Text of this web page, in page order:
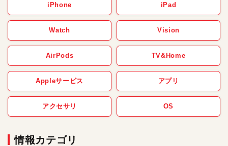
iPhone iPad
Watch Vision
AirPods TV&Home
Appleサービス アプリ
アクセサリ OS
情報カテゴリ